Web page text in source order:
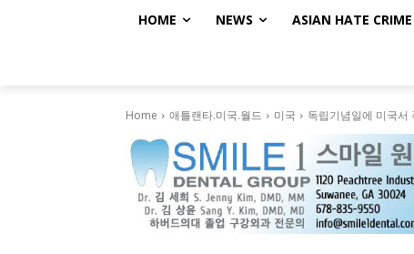
HOME NEWS ASIAN HATE CRIME
Home 애틀랜타.미국.월드 미국 독립기념일에 미국서